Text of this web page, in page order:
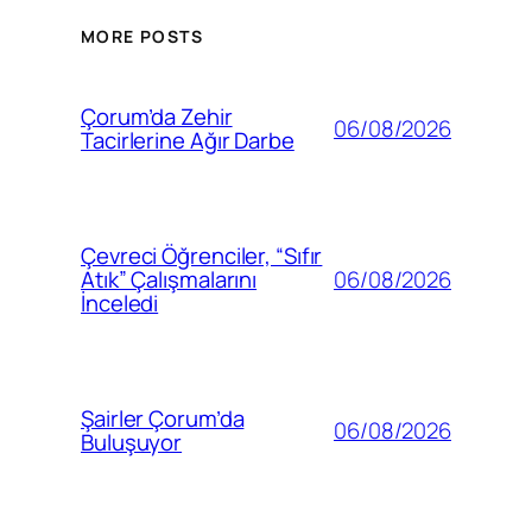
MORE POSTS
Çorum’da Zehir
Tacirlerine Ağır Darbe 06/08/2026
Çevreci Öğrenciler, “Sıfır
Atık” Çalışmalarını
İnceledi
06/08/2026
Şairler Çorum’da
Buluşuyor 06/08/2026